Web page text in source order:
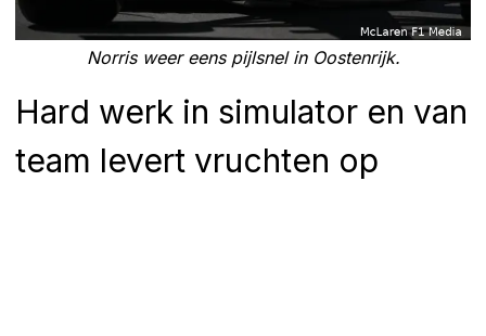
Norris weer eens pijlsnel in Oostenrijk.
Hard werk in simulator en van
team levert vruchten op